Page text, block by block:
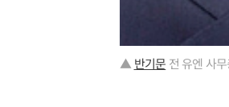
▲ 반기문 전 유엔 사